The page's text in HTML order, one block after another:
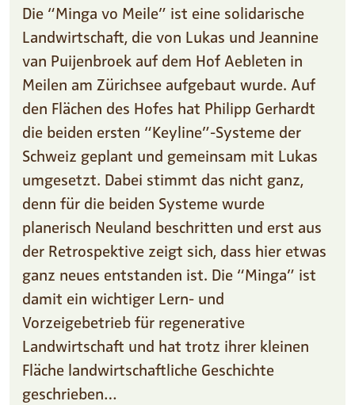
Die “Minga vo Meile” ist eine solidarische
Landwirtschaft, die von Lukas und Jeannine
van Puijenbroek auf dem Hof Aebleten in
Meilen am Zürichsee aufgebaut wurde. Auf
den Flächen des Hofes hat Philipp Gerhardt
die beiden ersten “Keyline”-Systeme der
Schweiz geplant und gemeinsam mit Lukas
umgesetzt. Dabei stimmt das nicht ganz,
denn für die beiden Systeme wurde
planerisch Neuland beschritten und erst aus
der Retrospektive zeigt sich, dass hier etwas
ganz neues entstanden ist. Die “Minga” ist
damit ein wichtiger Lern- und
Vorzeigebetrieb für regenerative
Landwirtschaft und hat trotz ihrer kleinen
Fläche landwirtschaftliche Geschichte
geschrieben…